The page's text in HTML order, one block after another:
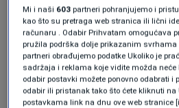
Oglas
Mi i naši 603 partneri pohranjujemo i
kao što su pretraga web stranica ili lični
računaru . Odabir Prihvatam omogućava
pružila podrška dolje prikazanim
partneri obrađujemo podatke Ukoliko je
sadržaja i reklama koje vidite možda neće
odabir postavki možete ponovno odabrati i
odabir ili pristanak tako što ćete kliknuti
postavkama link na dnu ove web stranice